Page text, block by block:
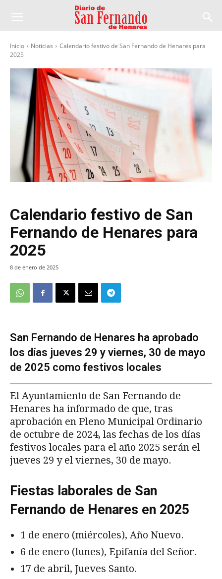
Inicio Noticias
Calendario festivo de San Fernando de Henares para
2025
Calendario festivo de San
Fernando de Henares para
2025
8 de enero de 2025
San Fernando de Henares ha aprobado
los días jueves 29 y viernes, 30 de mayo
de 2025 como festivos locales
El Ayuntamiento de San Fernando de
Henares ha informado de que, tras
aprobación en Pleno Municipal Ordinario
de octubre de 2024, las fechas de los días
festivos locales para el año 2025 serán el
jueves 29 y el viernes, 30 de mayo.
Fiestas laborales de San
Fernando de Henares en 2025
1 de enero (miércoles), Año Nuevo.
6 de enero (lunes), Epifanía del Señor.
17 de abril, Jueves Santo.